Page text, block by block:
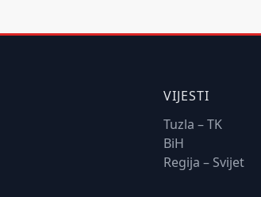
VIJESTI
Tuzla – TK
BiH
Regija – Svijet